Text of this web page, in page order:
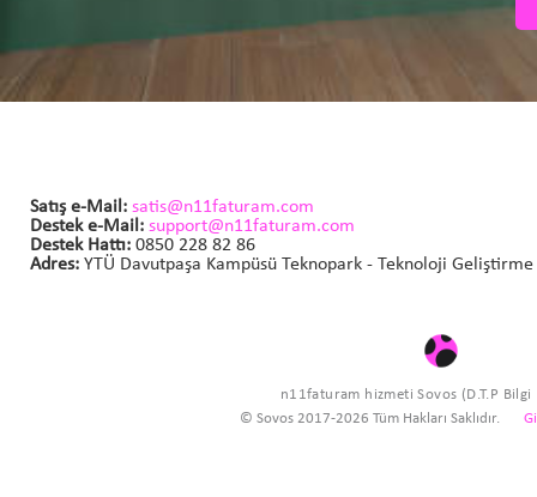
Satış e-Mail: satis@n11faturam.com
Destek e-Mail: support@n11faturam.com
Destek Hattı:0850 228 82 86
Adres:YTÜ Davutpaşa Kampüsü Teknopark - Teknoloji
n11faturam hizmeti Sovos (D.T.P Bilgi
© Sovos 2017-2026 Tüm Hakları Saklıdır.